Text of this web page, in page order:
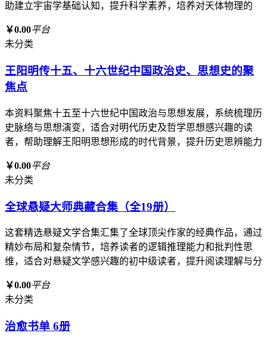
助建立宇宙学基础认知，提升科学素养，培养对天体物理的
￥0.00平台
未分类
王阳明传十五、十六世纪中国政治史、思想史的聚
焦点
本资料聚焦十五至十六世纪中国政治与思想发展，系统梳理历
史脉络与思想演变，适合对明代历史及哲学思想感兴趣的读
者，帮助理解王阳明思想形成的时代背景，提升历史思辨能力
￥0.00平台
未分类
全球悬疑大师典藏合集（全19册）
这套精选悬疑文学合集汇集了全球顶尖作家的经典作品，通过
精妙布局和复杂情节，培养读者的逻辑推理能力和批判性思
维，适合对悬疑文学感兴趣的初中级读者，提升阅读理解与分
￥0.00平台
未分类
治愈书单 6册